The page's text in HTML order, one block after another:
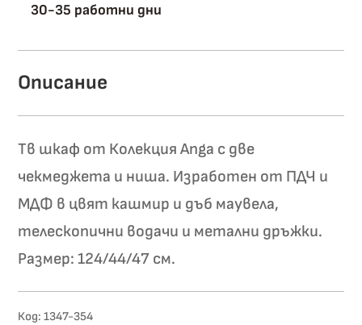
30-35 работни дни
Описание
Тв шкаф от Колекция Anga с две
чекмеджета и ниша. Изработен от ПДЧ и
МДФ в цвят кашмир и дъб маувела,
телескопични водачи и метални дръжки.
Размер: 124/44/47 см.
Код:1347-354